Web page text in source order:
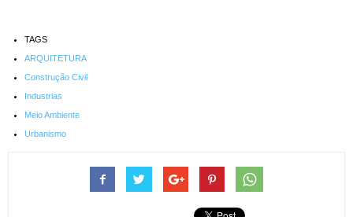
TAGS
ARQUITETURA
Construção Civil
Industrias
Meio Ambiente
Urbanismo